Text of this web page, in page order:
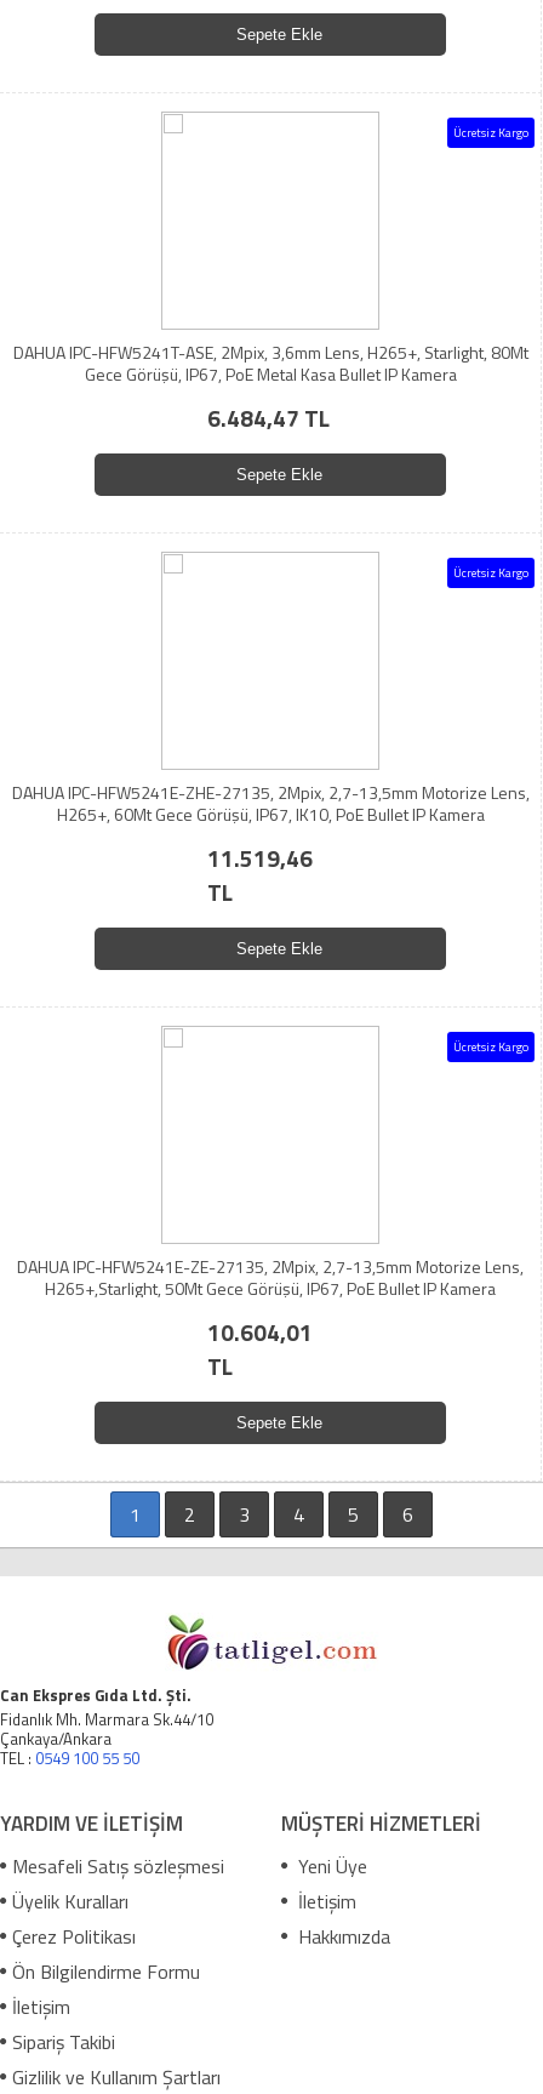
Sepete Ekle
Ücretsiz Kargo
DAHUA IPC-HFW5241T-ASE, 2Mpix, 3,6mm Lens, H265+, Starlight, 80Mt
Gece Görüşü, IP67, PoE Metal Kasa Bullet IP Kamera
6.484,47 TL
Sepete Ekle
Ücretsiz Kargo
DAHUA IPC-HFW5241E-ZHE-27135, 2Mpix, 2,7-13,5mm Motorize Lens,
H265+, 60Mt Gece Görüşü, IP67, IK10, PoE Bullet IP Kamera
11.519,46
TL
Sepete Ekle
Ücretsiz Kargo
DAHUA IPC-HFW5241E-ZE-27135, 2Mpix, 2,7-13,5mm Motorize Lens,
H265+,Starlight, 50Mt Gece Görüşü, IP67, PoE Bullet IP Kamera
10.604,01
TL
Sepete Ekle
1 2 3 4 5 6
Can Ekspres Gıda Ltd. Şti.
Fidanlık Mh. Marmara Sk.44/10
Çankaya/Ankara
TEL : 0549 100 55 50
YARDIM VE İLETİŞİM
Mesafeli Satış sözleşmesi
Üyelik Kuralları
Çerez Politikası
Ön Bilgilendirme Formu
İletişim
Sipariş Takibi
Gizlilik ve Kullanım Şartları
MÜŞTERİ HİZMETLERİ
Yeni Üye
İletişim
Hakkımızda